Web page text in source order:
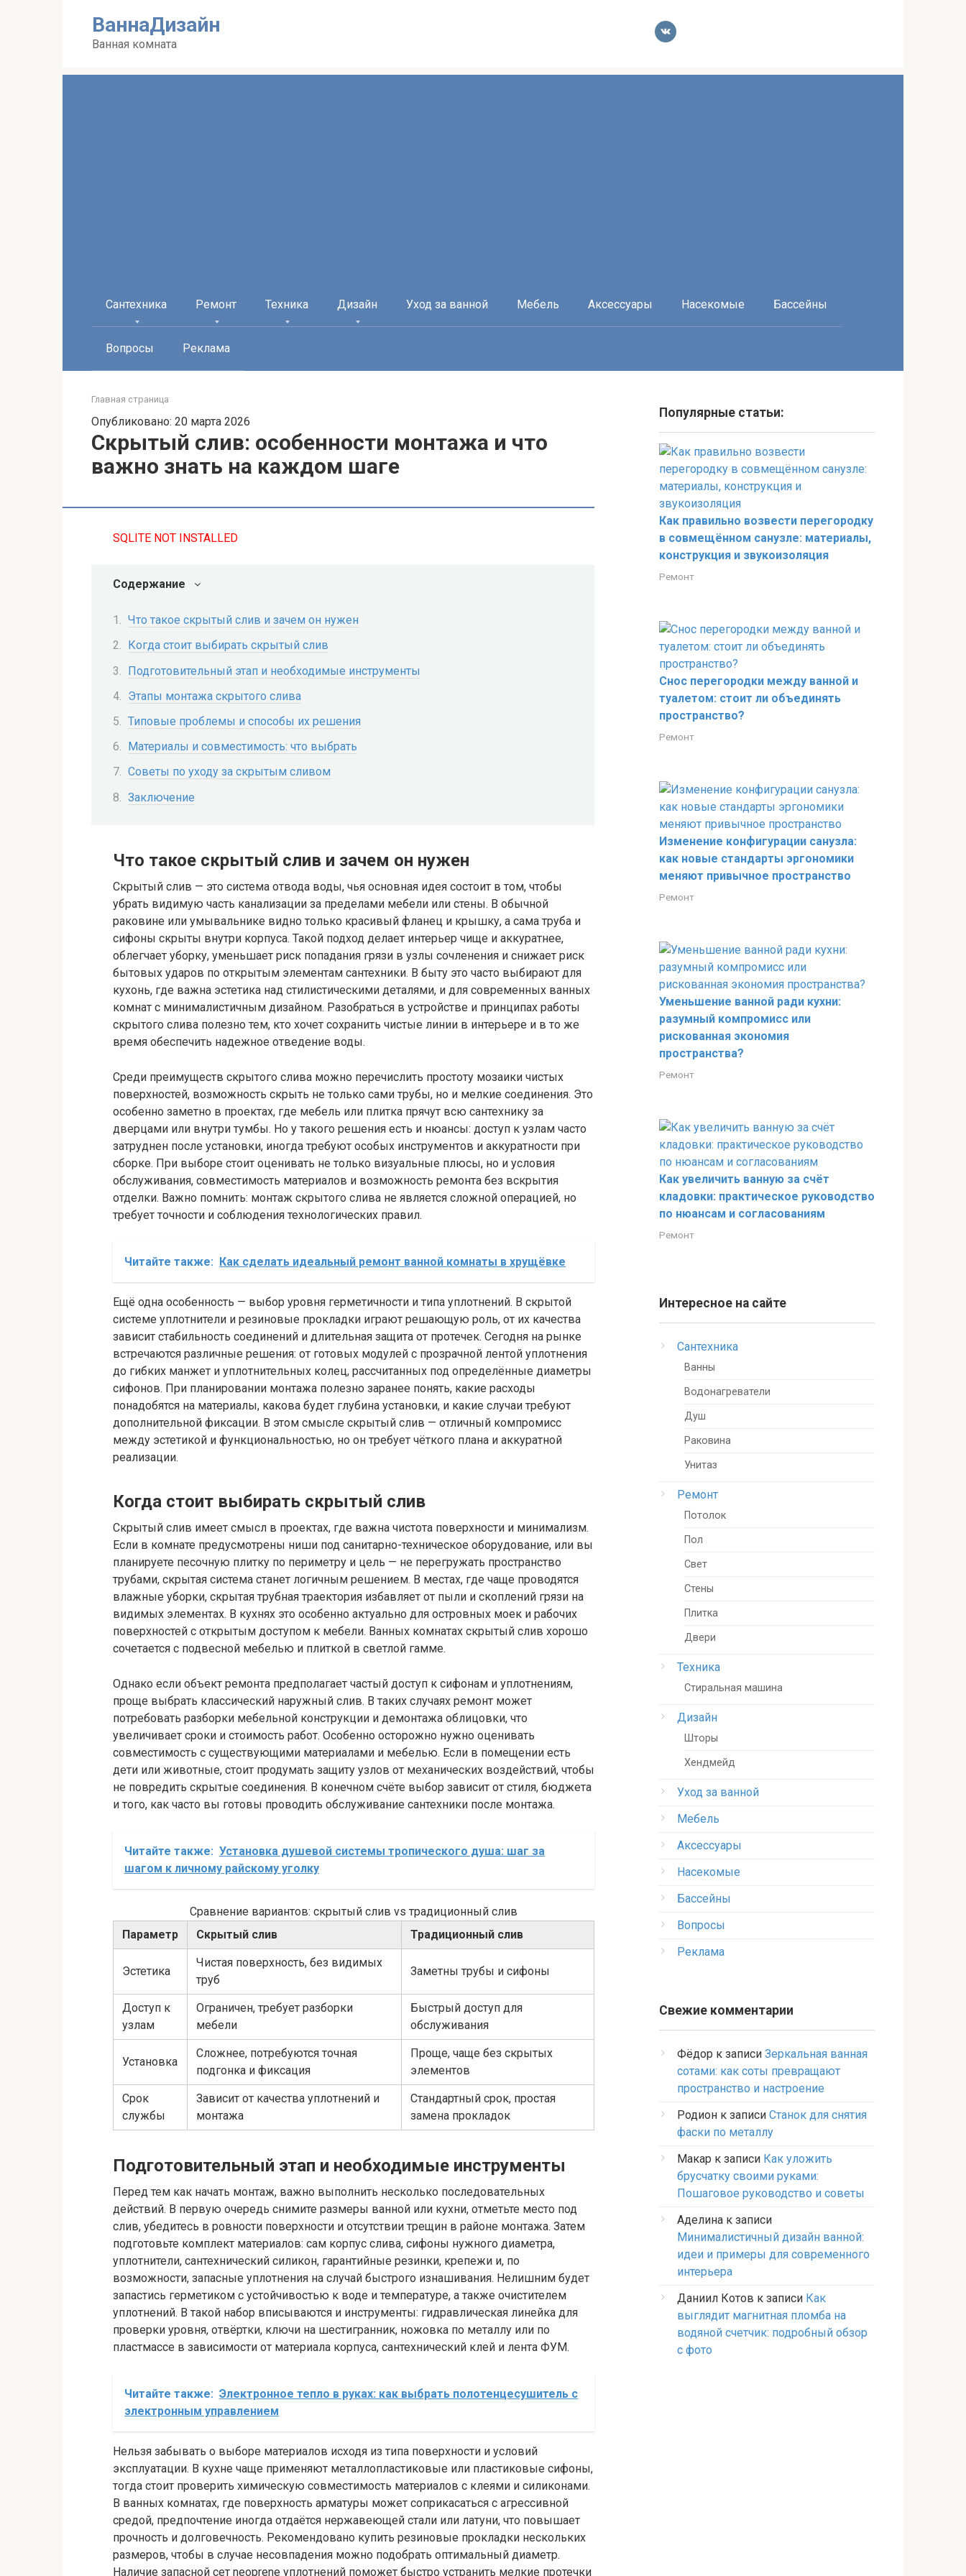
ВаннаДизайн
Ванная комната
Сантехника Ремонт Техника Дизайн Уход за ванной Мебель Аксессуары Насекомые Бассейны
Вопросы Реклама
Главная страница
Опубликовано: 20 марта 2026
Скрытый слив: особенности монтажа и что
важно знать на каждом шаге
SQLITE NOT INSTALLED
Содержание
Что такое скрытый слив и зачем он нужен
Когда стоит выбирать скрытый слив
Подготовительный этап и необходимые инструменты
Этапы монтажа скрытого слива
Типовые проблемы и способы их решения
Материалы и совместимость: что выбрать
Советы по уходу за скрытым сливом
Заключение
Что такое скрытый слив и зачем он нужен
Скрытый слив — это система отвода воды, чья основная идея состоит в том, чтобы
убрать видимую часть канализации за пределами мебели или стены. В обычной
раковине или умывальнике видно только красивый фланец и крышку, а сама труба и
сифоны скрыты внутри корпуса. Такой подход делает интерьер чище и аккуратнее,
облегчает уборку, уменьшает риск попадания грязи в узлы сочленения и снижает риск
бытовых ударов по открытым элементам сантехники. В быту это часто выбирают для
кухонь, где важна эстетика над стилистическими деталями, и для современных ванных
комнат с минималистичным дизайном. Разобраться в устройстве и принципах работы
скрытого слива полезно тем, кто хочет сохранить чистые линии в интерьере и в то же
время обеспечить надежное отведение воды.
Среди преимуществ скрытого слива можно перечислить простоту мозаики чистых
поверхностей, возможность скрыть не только сами трубы, но и мелкие соединения. Это
особенно заметно в проектах, где мебель или плитка прячут всю сантехнику за
дверцами или внутри тумбы. Но у такого решения есть и нюансы: доступ к узлам часто
затруднен после установки, иногда требуют особых инструментов и аккуратности при
сборке. При выборе стоит оценивать не только визуальные плюсы, но и условия
обслуживания, совместимость материалов и возможность ремонта без вскрытия
отделки. Важно помнить: монтаж скрытого слива не является сложной операцией, но
требует точности и соблюдения технологических правил.
Читайте также: Как сделать идеальный ремонт ванной комнаты в хрущёвке
Ещё одна особенность — выбор уровня герметичности и типа уплотнений. В скрытой
системе уплотнители и резиновые прокладки играют решающую роль, от их качества
зависит стабильность соединений и длительная защита от протечек. Сегодня на рынке
встречаются различные решения: от готовых модулей с прозрачной лентой уплотнения
до гибких манжет и уплотнительных колец, рассчитанных под определённые диаметры
сифонов. При планировании монтажа полезно заранее понять, какие расходы
понадобятся на материалы, какова будет глубина установки, и какие случаи требуют
дополнительной фиксации. В этом смысле скрытый слив — отличный компромисс
между эстетикой и функциональностью, но он требует чёткого плана и аккуратной
реализации.
Когда стоит выбирать скрытый слив
Скрытый слив имеет смысл в проектах, где важна чистота поверхности и минимализм.
Если в комнате предусмотрены ниши под санитарно-техническое оборудование, или вы
планируете песочную плитку по периметру и цель — не перегружать пространство
трубами, скрытая система станет логичным решением. В местах, где чаще проводятся
влажные уборки, скрытая трубная траектория избавляет от пыли и скоплений грязи на
видимых элементах. В кухнях это особенно актуально для островных моек и рабочих
поверхностей с открытым доступом к мебели. Ванных комнатах скрытый слив хорошо
сочетается с подвесной мебелью и плиткой в светлой гамме.
Однако если объект ремонта предполагает частый доступ к сифонам и уплотнениям,
проще выбрать классический наружный слив. В таких случаях ремонт может
потребовать разборки мебельной конструкции и демонтажа облицовки, что
увеличивает сроки и стоимость работ. Особенно осторожно нужно оценивать
совместимость с существующими материалами и мебелью. Если в помещении есть
дети или животные, стоит продумать защиту узлов от механических воздействий, чтобы
не повредить скрытые соединения. В конечном счёте выбор зависит от стиля, бюджета
и того, как часто вы готовы проводить обслуживание сантехники после монтажа.
Читайте также: Установка душевой системы тропического душа: шаг за
шагом к личному райскому уголку
Сравнение вариантов: скрытый слив vs традиционный слив
Параметр
Скрытый слив Традиционный слив
Эстетика
Чистая поверхность, без видимых
труб
Заметны трубы и сифоны
Доступ к
узлам
Ограничен, требует разборки
мебели
Быстрый доступ для
обслуживания
Установка
Сложнее, потребуются точная
подгонка и фиксация
Проще, чаще без скрытых
элементов
Срок
службы
Зависит от качества уплотнений и
монтажа
Стандартный срок, простая
замена прокладок
Подготовительный этап и необходимые инструменты
Перед тем как начать монтаж, важно выполнить несколько последовательных
действий. В первую очередь снимите размеры ванной или кухни, отметьте место под
слив, убедитесь в ровности поверхности и отсутствии трещин в районе монтажа. Затем
подготовьте комплект материалов: сам корпус слива, сифоны нужного диаметра,
уплотнители, сантехнический силикон, гарантийные резинки, крепежи и, по
возможности, запасные уплотнения на случай быстрого изнашивания. Нелишним будет
запастись герметиком с устойчивостью к воде и температуре, а также очистителем
уплотнений. В такой набор вписываются и инструменты: гидравлическая линейка для
проверки уровня, отвёртки, ключи на шестигранник, ножовка по металлу или по
пластмассе в зависимости от материала корпуса, сантехнический клей и лента ФУМ.
Читайте также: Электронное тепло в руках: как выбрать полотенцесушитель с
электронным управлением
Нельзя забывать о выборе материалов исходя из типа поверхности и условий
эксплуатации. В кухне чаще применяют металлопластиковые или пластиковые сифоны,
тогда стоит проверить химическую совместимость материалов с клеями и силиконами.
В ванных комнатах, где поверхность арматуры может соприкасаться с агрессивной
средой, предпочтение иногда отдаётся нержавеющей стали или латуни, что повышает
прочность и долговечность. Рекомендовано купить резиновые прокладки нескольких
размеров, чтобы в случае несовпадения можно подобрать оптимальный диаметр.
Наличие запасной сет neoprene уплотнений поможет быстро устранить мелкие протечки
Популярные статьи:
Как правильно возвести перегородку
в совмещённом санузле: материалы,
конструкция и звукоизоляция
Ремонт
Снос перегородки между ванной и
туалетом: стоит ли объединять
пространство?
Ремонт
Изменение конфигурации санузла:
как новые стандарты эргономики
меняют привычное пространство
Ремонт
Уменьшение ванной ради кухни:
разумный компромисс или
рискованная экономия
пространства?
Ремонт
Как увеличить ванную за счёт
кладовки: практическое руководство
по нюансам и согласованиям
Ремонт
Интересное на сайте
Сантехника
Ванны
Водонагреватели
Душ
Раковина
Унитаз
Ремонт
Потолок
Пол
Свет
Стены
Плитка
Двери
Техника
Стиральная машина
Дизайн
Шторы
Хендмейд
Уход за ванной
Мебель
Аксессуары
Насекомые
Бассейны
Вопросы
Реклама
Свежие комментарии
Фёдор к записи Зеркальная ванная
сотами: как соты превращают
пространство и настроение
Родион к записи Станок для снятия
фаски по металлу
Макар к записи Как уложить
брусчатку своими руками:
Пошаговое руководство и советы
Аделина к записи
Минималистичный дизайн ванной:
идеи и примеры для современного
интерьера
Даниил Котов к записи Как
выглядит магнитная пломба на
водяной счетчик: подробный обзор
с фото